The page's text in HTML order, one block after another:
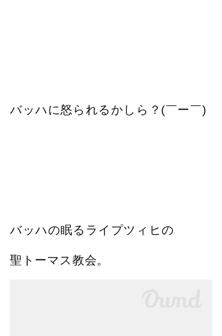
バッハに怒られるかしら？(￣ー￣)
バッハの眠るライプツィヒの
聖トーマス教会。